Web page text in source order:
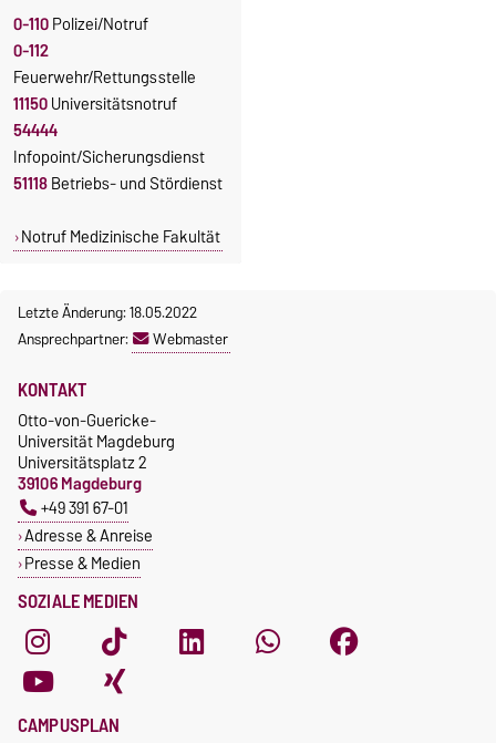
0-110Polizei/Notruf
0-112
Feuerwehr/Rettungsstelle
11150Universitätsnotruf
54444
Infopoint/Sicherungsdienst
51118Betriebs- und Stördienst
Notruf Medizinische Fakultät
Letzte Änderung: 18.05.2022
Ansprechpartner:
Webmaster
SOZIALE MEDIEN
KONTAKT
Otto-von-Guericke-
Universität Magdeburg
Universitätsplatz 2
39106 Magdeburg
+49 391 67-01
Adresse & Anreise
Presse & Medien
CAMPUSPLAN